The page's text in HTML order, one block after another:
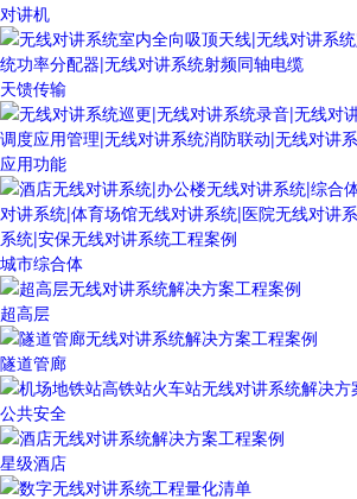
对讲机
天馈传输
应用功能
城市综合体
超高层
隧道管廊
公共安全
星级酒店